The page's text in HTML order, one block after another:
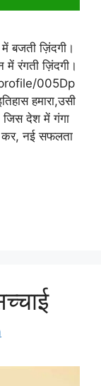
बजती ज़िंदगी।
रंगती ज़िंदगी।
005Dp
हमारा,उसी
जिस देश में गंगा
कर, नई सफलता